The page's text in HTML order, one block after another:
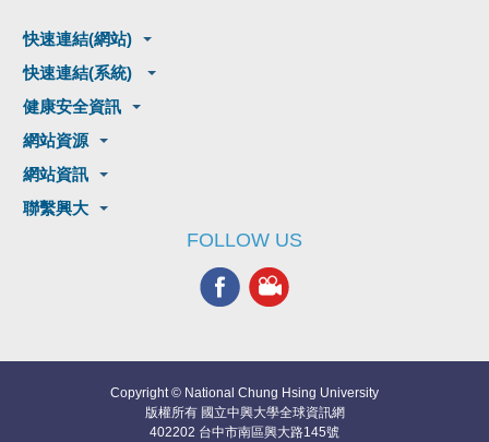
快速連結(網站)
快速連結(系統)
健康安全資訊
網站資源
網站資訊
聯繫興大
FOLLOW US
Copyright © National Chung Hsing University
版權所有 國立中興大學全球資訊網
402202 台中市南區興大路145號